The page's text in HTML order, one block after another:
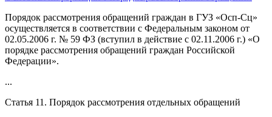
Порядок рассмотрения обращений граждан в ГУЗ «Осп-Сц»
осуществляется в соответствии с Федеральным законом от
02.05.2006 г. № 59 ФЗ (вступил в действие с 02.11.2006 г.) «О
порядке рассмотрения обращений граждан Российской
Федерации».
...
Статья 11. Порядок рассмотрения отдельных обращений